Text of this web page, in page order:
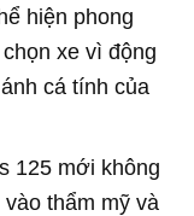
hiện phong
xe vì động
cá tính của
125 mới không
thẩm mỹ và